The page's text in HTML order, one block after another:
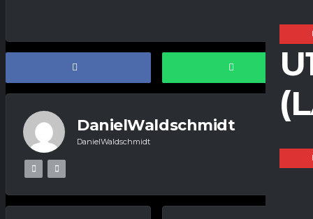
DanielWaldschmidt
DanielWaldschmidt